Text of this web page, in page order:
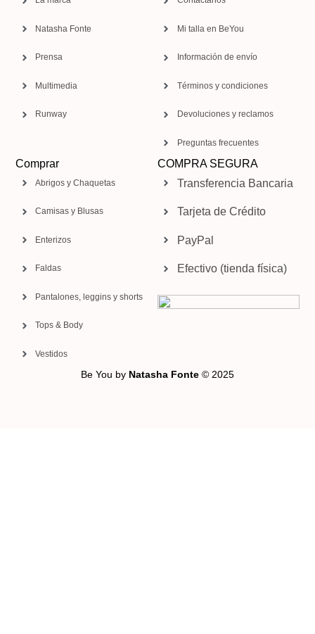
Natasha Fonte
Prensa
Multimedia
Runway
Mi talla en BeYou
Información de envío
Términos y condiciones
Devoluciones y reclamos
Preguntas frecuentes
Comprar
Abrigos y Chaquetas
Camisas y Blusas
Enterizos
Faldas
Pantalones, leggins y shorts
Tops & Body
Vestidos
COMPRA SEGURA
Transferencia Bancaria
Tarjeta de Crédito
PayPal
Efectivo (tienda física)
Be You by Natasha Fonte © 2025